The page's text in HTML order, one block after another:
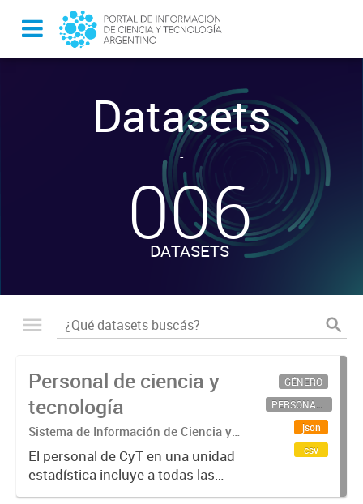
Datasets
-
006
DATASETS
Personal de ciencia y
tecnología
Sistema de Información de Ciencia y
Tecnología Argentino (SICYTAR)
El personal de CyT en una unidad
estadística incluye a todas las
personas involucradas
GÉNERO
PERSONAL CIENTÍFICO-TECNOLÓGICO
json
csv